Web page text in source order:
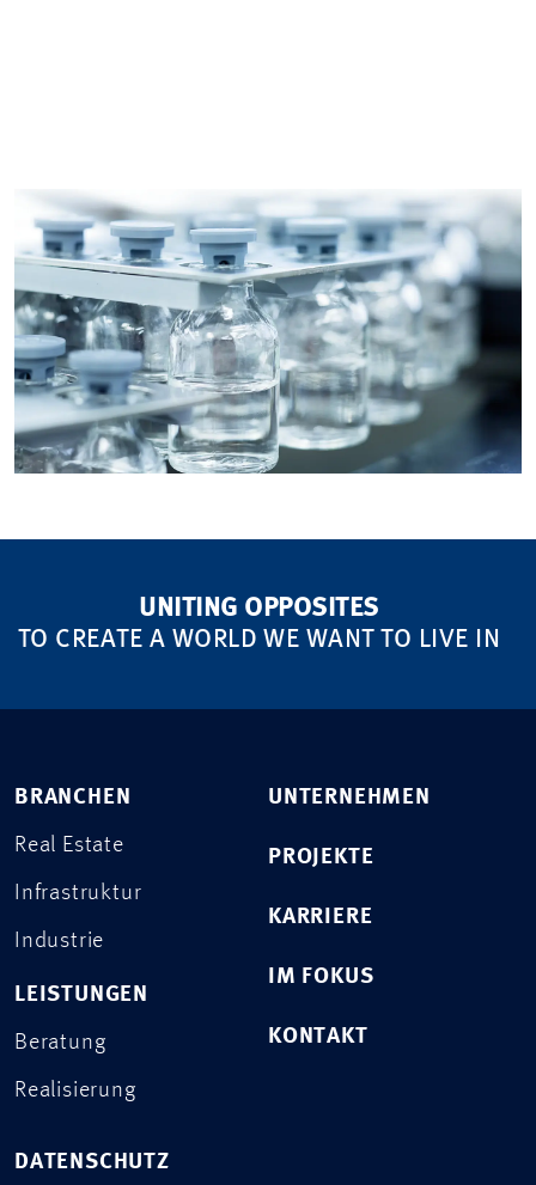
UNITING OPPOSITES
TO CREATE A WORLD WE WANT TO LIVE IN
BRANCHEN
Real Estate
Infrastruktur
Industrie
LEISTUNGEN
Beratung
Realisierung
UNTERNEHMEN
PROJEKTE
KARRIERE
IM FOKUS
KONTAKT
DATENSCHUTZ